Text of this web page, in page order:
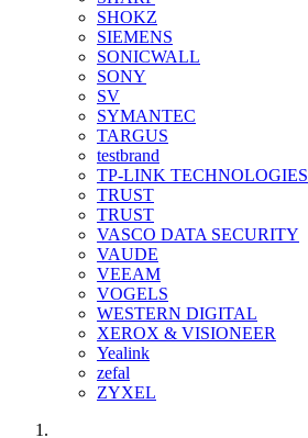
SHOKZ
SIEMENS
SONICWALL
SONY
SV
SYMANTEC
TARGUS
testbrand
TP-LINK TECHNOLOGIES
TRUST
TRUST
VASCO DATA SECURITY
VAUDE
VEEAM
VOGELS
WESTERN DIGITAL
XEROX & VISIONEER
Yealink
zefal
ZYXEL